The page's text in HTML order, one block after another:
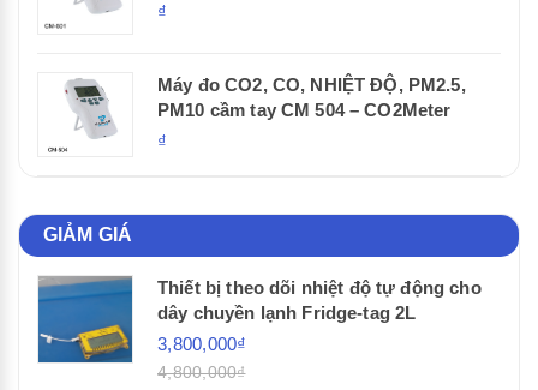
₫
Máy đo CO2, CO, NHIỆT ĐỘ, PM2.5,
PM10 cầm tay CM 504 – CO2Meter
₫
GIẢM GIÁ
Thiết bị theo dõi nhiệt độ tự động cho
dây chuyền lạnh Fridge-tag 2L
3,800,000₫
4,800,000₫